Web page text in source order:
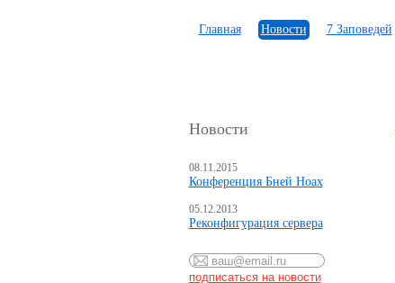
Главная Новости 7 Заповедей
Новости
08.11.2015
Конференция Бней Ноах
05.12.2013
Реконфигурация сервера